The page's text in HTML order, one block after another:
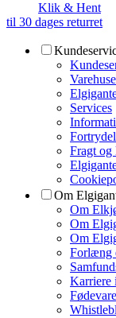
Klik & Hent
til 30 dages returret
Services
Fragt og
Om
Om
Om
Om
Forlæng
Karriere